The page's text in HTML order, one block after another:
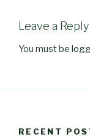
Leave a Reply
You must be
RECENT